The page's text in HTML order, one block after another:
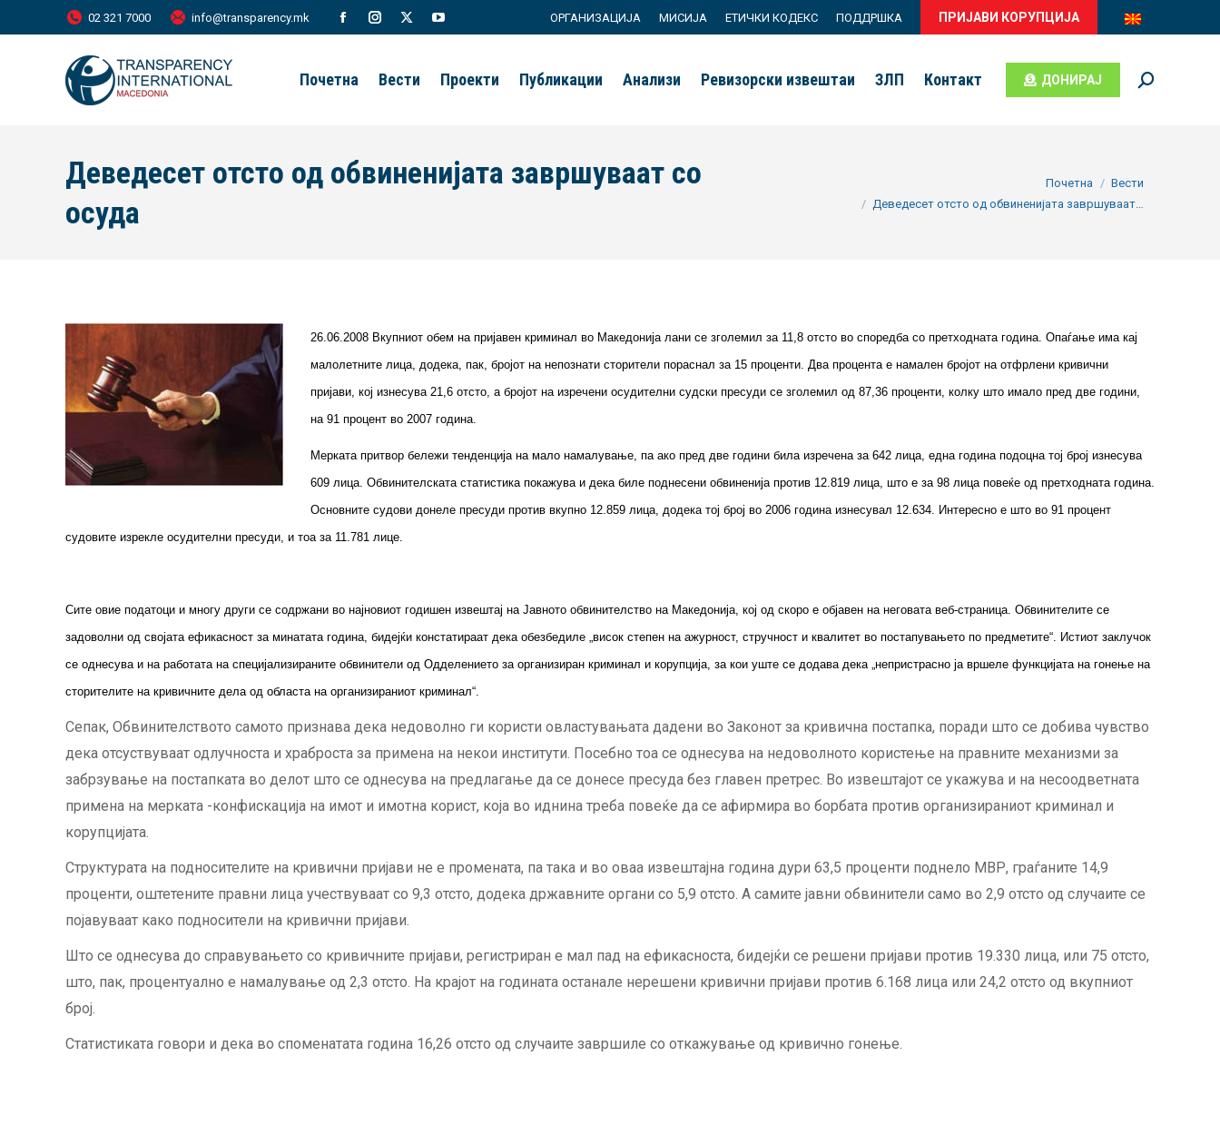
02 321 7000 info@transparency.mk
Facebook
window
Instagram
window
X
window
YouTube
opens
window
ОРГАНИЗАЦИЈА МИСИЈА ЕТИЧКИ КОДЕКС ПОДДРШКА ПРИЈАВИ КОРУПЦИЈА
Почетна Вести Проекти Публикации Анализи Ревизорски извештаи ЗЛП Контакт ДОНИРАЈ Search:
Деведесет отсто од обвиненијата завршуваат со
осуда
Почетна
Вести
Деведесет отсто од обвиненијата завршуваат…
26.06.2008 Вкупниот обем на пријавен криминал во Македонија лани се зголемил за 11,8 отсто во споредба со претходната година. Опаѓање има кај
малолетните лица, додека, пак, бројот на непознати сторители пораснал за 15 проценти. Два процента е намален бројот на отфрлени кривични
пријави, кој изнесува 21,6 отсто, а бројот на изречени осудителни судски пресуди се зголемил од 87,36 проценти, колку што имало пред две години,
на 91 процент во 2007 година.
Мерката притвор бележи тенденција на мало намалување, па ако пред две години била изречена за 642 лица, една година подоцна тој број изнесува
609 лица. Обвинителската статистика покажува и дека биле поднесени обвиненија против 12.819 лица, што е за 98 лица повеќе од претходната година.
Основните судови донеле пресуди против вкупно 12.859 лица, додека тој број во 2006 година изнесувал 12.634. Интересно е што во 91 процент
судовите изрекле осудителни пресуди, и тоа за 11.781 лице.
Сите овие податоци и многу други се содржани во најновиот годишен извештај на Јавното обвинителство на Македонија, кој од скоро е објавен на неговата веб-страница. Обвинителите се
задоволни од својата ефикасност за минатата година, бидејќи констатираат дека обезбедиле „висок степен на ажурност, стручност и квалитет во постапувањето по предметите“. Истиот заклучок
се однесува и на работата на специјализираните обвинители од Одделението за организиран криминал и корупција, за кои уште се додава дека „непристрасно ја вршеле функцијата на гонење на
сторителите на кривичните дела од областа на организираниот криминал“.
Сепак, Обвинителството самото признава дека недоволно ги користи овластувањата дадени во Законот за кривична постапка, поради што се добива чувство
дека отсуствуваат одлучноста и храброста за примена на некои институти. Посебно тоа се однесува на недоволното користење на правните механизми за
забрзување на постапката во делот што се однесува на предлагање да се донесе пресуда без главен претрес. Во извештајот се укажува и на несоодветната
примена на мерката -конфискација на имот и имотна корист, која во иднина треба повеќе да се афирмира во борбата против организираниот криминал и
корупцијата.
Структурата на подносителите на кривични пријави не е промената, па така и во оваа извештајна година дури 63,5 проценти поднело МВР, граѓаните 14,9
проценти, оштетените правни лица учествуваат со 9,3 отсто, додека државните органи со 5,9 отсто. А самите јавни обвинители само во 2,9 отсто од случаите се
појавуваат како подносители на кривични пријави.
Што се однесува до справувањето со кривичните пријави, регистриран е мал пад на ефикасноста, бидејќи се решени пријави против 19.330 лица, или 75 отсто,
што, пак, процентуално е намалување од 2,3 отсто. На крајот на годината останале нерешени кривични пријави против 6.168 лица или 24,2 отсто од вкупниот
број.
Статистиката говори и дека во споменатата година 16,26 отсто од случаите завршиле со откажување од кривично гонење.